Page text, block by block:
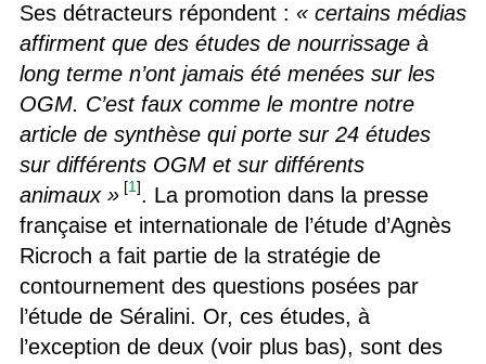
Ses détracteurs répondent : « certains médias
affirment que des études de nourrissage à
long terme n’ont jamais été menées sur les
OGM. C’est faux comme le montre notre
article de synthèse qui porte sur 24 études
sur différents OGM et sur différents
animaux » [1]. La promotion dans la presse
française et internationale de l’étude d’Agnès
Ricroch a fait partie de la stratégie de
contournement des questions posées par
l’étude de Séralini. Or, ces études, à
l’exception de deux (voir plus bas), sont des